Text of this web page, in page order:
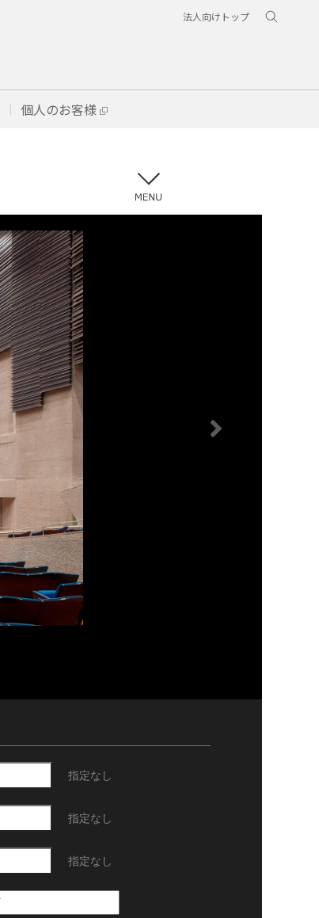
法人向けトップ
個人のお客様
指定なし
指定なし
指定なし